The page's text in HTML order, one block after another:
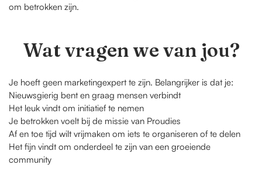
om betrokken zijn.
Wat vragen we van jou?
Je hoeft geen marketingexpert te zijn. Belangrijker is dat je:
Nieuwsgierig bent en graag mensen verbindt
Het leuk vindt om initiatief te nemen
Je betrokken voelt bij de missie van Proudies
Af en toe tijd wilt vrijmaken om iets te organiseren of te delen
Het fijn vindt om onderdeel te zijn van een groeiende
community